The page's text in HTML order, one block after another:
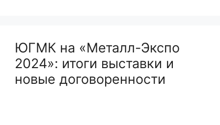
ЮГМК на «Металл-Экспо
2024»: итоги выставки и
новые договоренности